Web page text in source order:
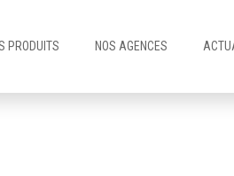
PRODUITS NOS AGENCES